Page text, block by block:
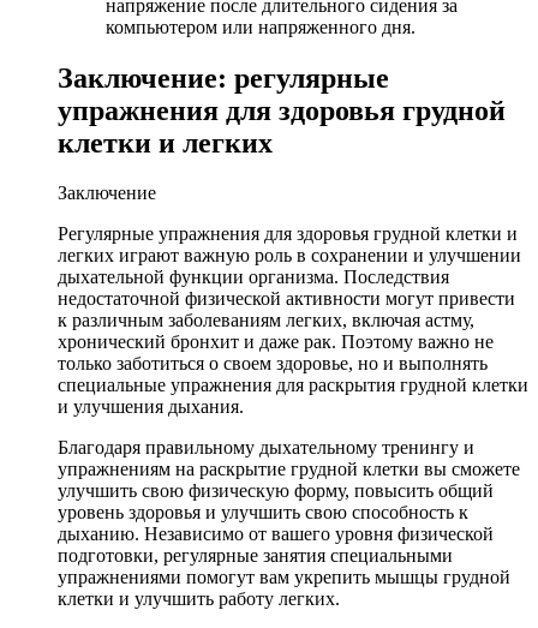
напряжение после длительного сидения за
компьютером или напряженного дня.
Заключение: регулярные
упражнения для здоровья грудной
клетки и легких
Заключение
Регулярные упражнения для здоровья грудной клетки и
легких играют важную роль в сохранении и улучшении
дыхательной функции организма. Последствия
недостаточной физической активности могут привести
к различным заболеваниям легких, включая астму,
хронический бронхит и даже рак. Поэтому важно не
только заботиться о своем здоровье, но и выполнять
специальные упражнения для раскрытия грудной клетки
и улучшения дыхания.
Благодаря правильному дыхательному тренингу и
упражнениям на раскрытие грудной клетки вы сможете
улучшить свою физическую форму, повысить общий
уровень здоровья и улучшить свою способность к
дыханию. Независимо от вашего уровня физической
подготовки, регулярные занятия специальными
упражнениями помогут вам укрепить мышцы грудной
клетки и улучшить работу легких.